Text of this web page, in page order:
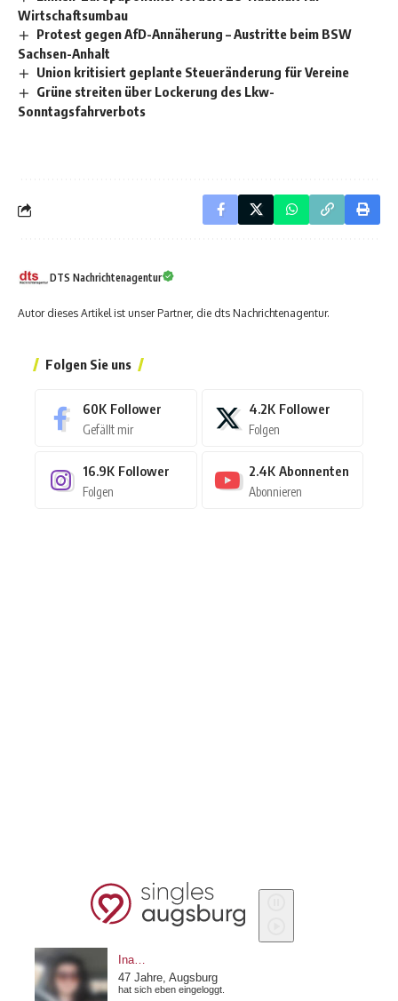
Wirtschaftsumbau
Protest gegen AfD-Annäherung – Austritte beim BSW
Sachsen-Anhalt
Union kritisiert geplante Steueränderung für Vereine
Grüne streiten über Lockerung des Lkw-
Sonntagsfahrverbots
DTS Nachrichtenagentur
Autor dieses Artikel ist unser Partner, die dts Nachrichtenagentur.
Folgen Sie uns
60K Follower
Gefällt mir
4.2K Follower
Folgen
16.9K Follower
Folgen
2.4K Abonnenten
Abonnieren